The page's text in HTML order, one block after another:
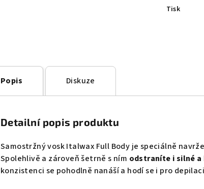
Tisk
Popis Diskuze
Detailní popis produktu
Samostržný vosk Italwax Full Body je speciálně
Spolehlivě a zároveň šetrně s ním odstraníte i silné
konzistenci se pohodlně nanáší a hodí se i pro